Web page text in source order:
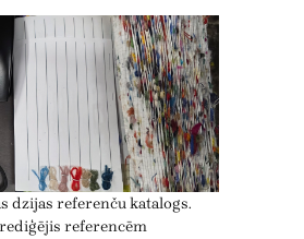
dzijas referenču katalogs.
referencēm